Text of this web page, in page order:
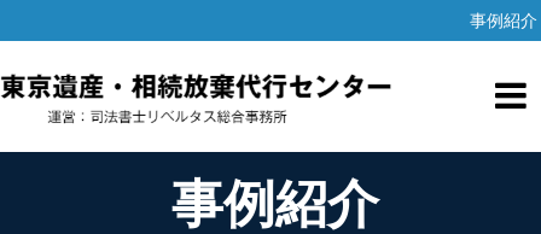
事例紹介
事例紹介